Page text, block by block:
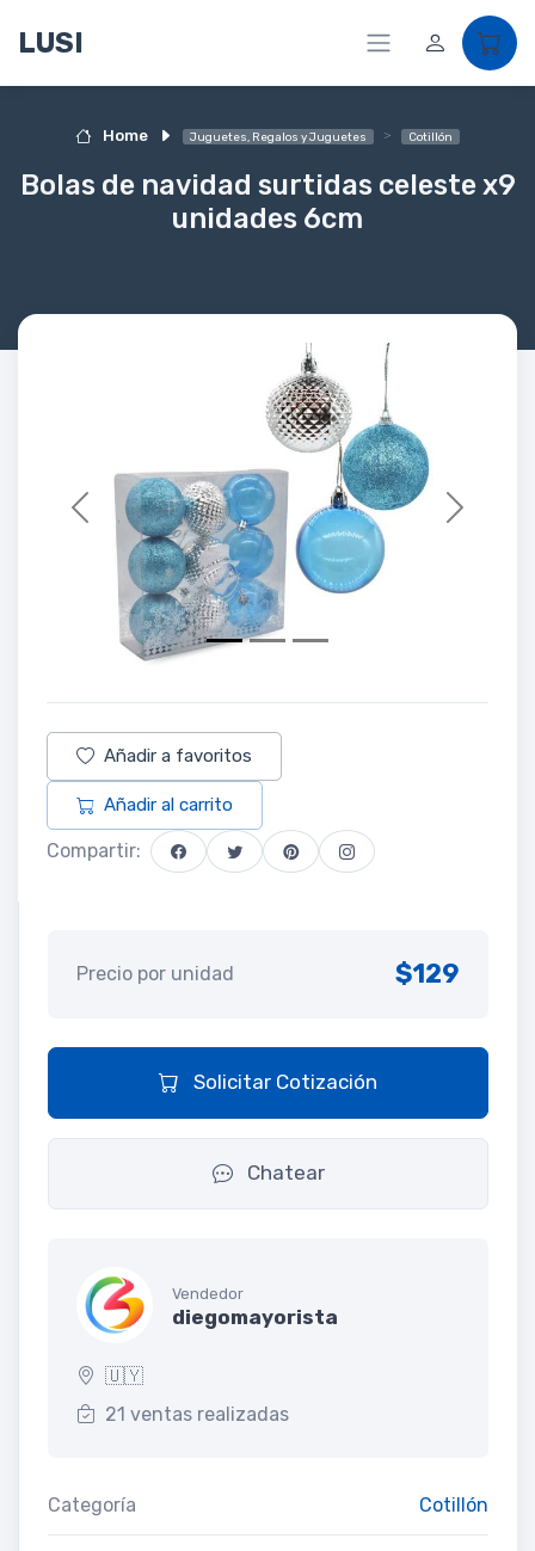
LUSI
Home Juguetes, Regalos y Juguetes Cotillón
Bolas de navidad surtidas celeste x9
unidades 6cm
Previous Next
Añadir a favoritos
Añadir al carrito
Compartir:
Precio por unidad $129
Solicitar Cotización
Chatear
Vendedor
diegomayorista
🇺🇾
21 ventas realizadas
Categoría Cotillón